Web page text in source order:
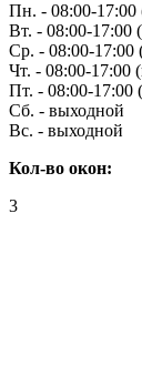
Пн. - 08:00-17:00
Вт. - 08:00-17:00
Ср. - 08:00-17:00
Чт. - 08:00-17:00
Пт. - 08:00-17:00
Сб. - выходной
Вс. - выходной
Кол-во окон:
3